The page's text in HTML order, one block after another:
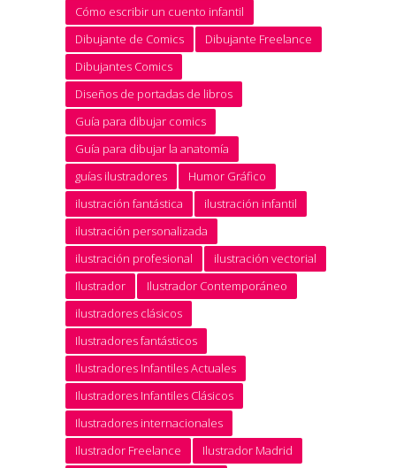
Cómo escribir un cuento infantil
Dibujante de Comics
Dibujante Freelance
Dibujantes Comics
Diseños de portadas de libros
Guía para dibujar comics
Guía para dibujar la anatomía
guías ilustradores
Humor Gráfico
ilustración fantástica
ilustración infantil
ilustración personalizada
ilustración profesional
ilustración vectorial
Ilustrador
Ilustrador Contemporáneo
ilustradores clásicos
Ilustradores fantásticos
Ilustradores Infantiles Actuales
Ilustradores Infantiles Clásicos
Ilustradores internacionales
Ilustrador Freelance
Ilustrador Madrid